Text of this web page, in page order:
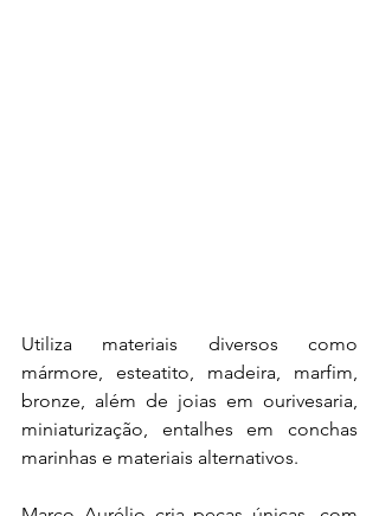
Utiliza materiais diversos como
mármore, esteatito, madeira, marfim,
bronze, além de joias em ourivesaria,
miniaturização, entalhes em conchas
marinhas e materiais alternativos.